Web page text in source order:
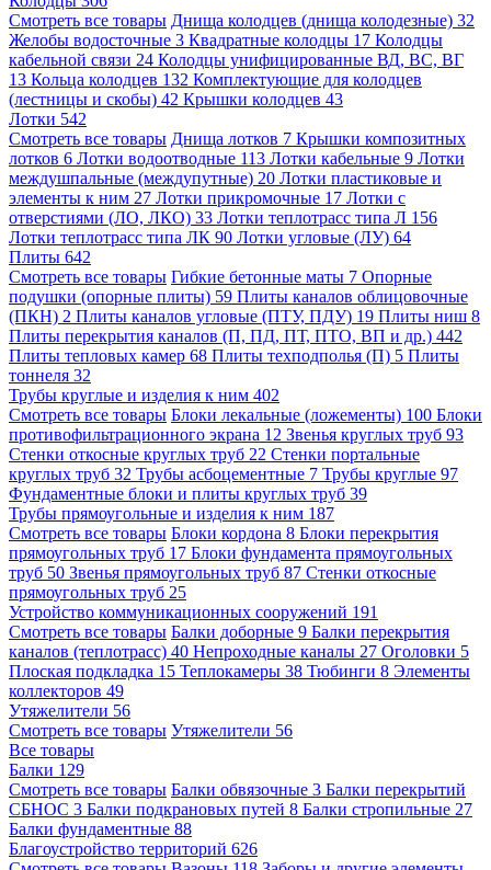
Смотреть все товары Днища колодцев (днища колодезные) 32
Желобы водосточные 3 Квадратные колодцы 17 Колодцы
кабельной связи 24 Колодцы унифицированные ВД, ВС, ВГ
13 Кольца колодцев 132 Комплектующие для колодцев
(лестницы и скобы) 42 Крышки колодцев 43
Лотки 542
Смотреть все товары Днища лотков 7 Крышки композитных
лотков 6 Лотки водоотводные 113 Лотки кабельные 9 Лотки
междушпальные (междупутные) 20 Лотки пластиковые и
элементы к ним 27 Лотки прикромочные 17 Лотки с
отверстиями (ЛО, ЛКО) 33 Лотки теплотрасс типа Л 156
Лотки теплотрасс типа ЛК 90 Лотки угловые (ЛУ) 64
Плиты 642
Смотреть все товары Гибкие бетонные маты 7 Опорные
подушки (опорные плиты) 59 Плиты каналов облицовочные
(ПКН) 2 Плиты каналов угловые (ПТУ, ПДУ) 19 Плиты ниш 8
Плиты перекрытия каналов (П, ПД, ПТ, ПТО, ВП и др.) 442
Плиты тепловых камер 68 Плиты техподполья (П) 5 Плиты
тоннеля 32
Трубы круглые и изделия к ним 402
Смотреть все товары Блоки лекальные (ложементы) 100 Блоки
противофильтрационного экрана 12 Звенья круглых труб 93
Стенки откосные круглых труб 22 Стенки портальные
круглых труб 32 Трубы асбоцементные 7 Трубы круглые 97
Фундаментные блоки и плиты круглых труб 39
Трубы прямоугольные и изделия к ним 187
Смотреть все товары Блоки кордона 8 Блоки перекрытия
прямоугольных труб 17 Блоки фундамента прямоугольных
труб 50 Звенья прямоугольных труб 87 Стенки откосные
прямоугольных труб 25
Устройство коммуникационных сооружений 191
Смотреть все товары Балки доборные 9 Балки перекрытия
каналов (теплотрасс) 40 Непроходные каналы 27 Оголовки 5
Плоская подкладка 15 Теплокамеры 38 Тюбинги 8 Элементы
коллекторов 49
Утяжелители 56
Смотреть все товары Утяжелители 56
Все товары
Балки 129
Смотреть все товары Балки обвязочные 3 Балки перекрытий
СБНОС 3 Балки подкрановых путей 8 Балки стропильные 27
Балки фундаментные 88
Благоустройство территорий 626